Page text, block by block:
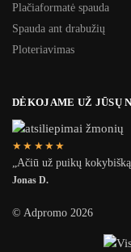
Plačiaformatė spauda
Spauda ant drabužių
Ploteriavimas
DĖKOJAME UŽ JŪSŲ
★★★★★
„Ačiū už puikų
Jonas D.
© Adpromo 2026